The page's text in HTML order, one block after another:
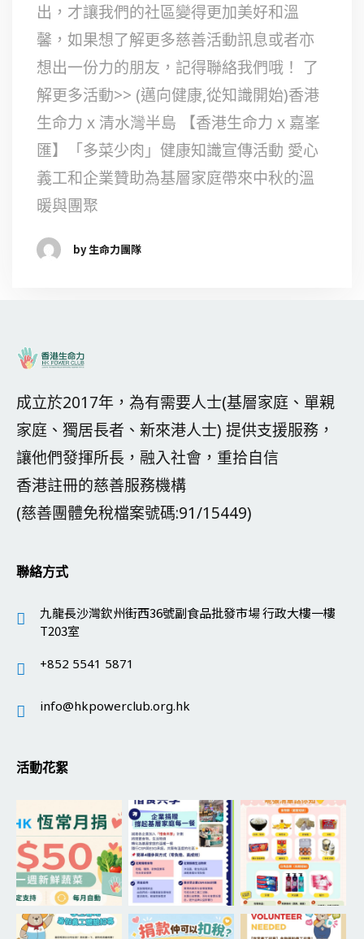
出，才讓我們的社區變得更加美好和溫
馨，如果想了解更多慈善活動訊息或者亦
想出一份力的朋友，記得聯絡我們哦！ 了
解更多活動>> (邁向健康,從知識開始)香港
生命力 x 清水灣半島 【香港生命力 x 嘉峯
匯】「多菜少肉」健康知識宣傳活動 愛心
義工和企業贊助為基層家庭帶來中秋的溫
暖與團聚
by 生命力團隊
成立於2017年，為有需要人士(基層家庭、單親
家庭、獨居長者、新來港人士) 提供支援服務，
讓他們發揮所長，融入社會，重拾自信
香港註冊的慈善服務機構
(慈善團體免稅檔案號碼:91/15449)
聯絡方式
九龍長沙灣欽州街西36號副食品批發市場 行政大樓一樓
T203室
+852 5541 5871
info@hkpowerclub.org.hk
活動花絮